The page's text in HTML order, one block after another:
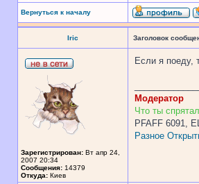
Вернуться к началу
Iric Заголовок
Зарегистрирован: Вт апр 24,
2007 20:34
Сообщения: 14379
Откуда: Киев
Если я поеду,
Модератор
Что ты
PFAFF 6091,
Разное